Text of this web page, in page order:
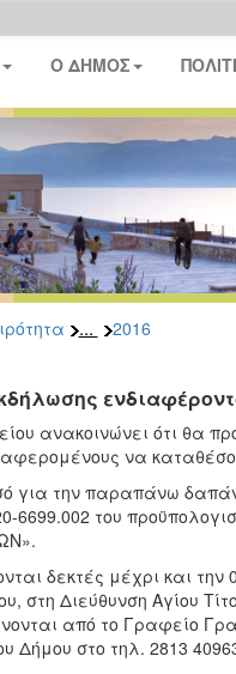
Ο ΔΗΜΟΣ
... 2016
ανακοινώνει ότι θα
να
για την παραπάνω
6699.002 του
δεκτές μέχρι και
στη Διεύθυνση Αγίου
από το Γραφείο
Δήμου στο τηλ. 2813